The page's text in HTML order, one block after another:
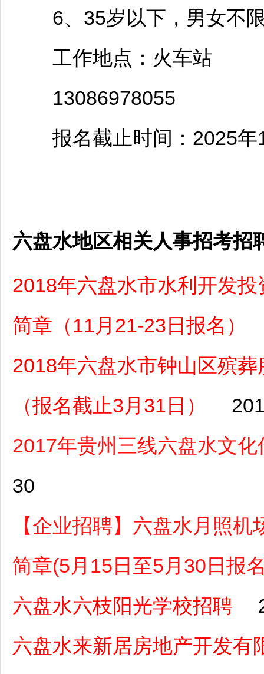
6、35岁以下，男女不
工作地点：火车站
13086978055
报名截止时间：2025年
六盘水地区相关人事招考招
2018年六盘水市水利开发
简章（11月21-23日报名）
2018年六盘水市钟山区殡
（报名截止3月31日）
2017年贵州三线六盘水文
30
【企业招聘】六盘水月照
简章(5月15日至5月30日报
六盘水六枝阳光学校招聘
六盘水来新居房地产开发有